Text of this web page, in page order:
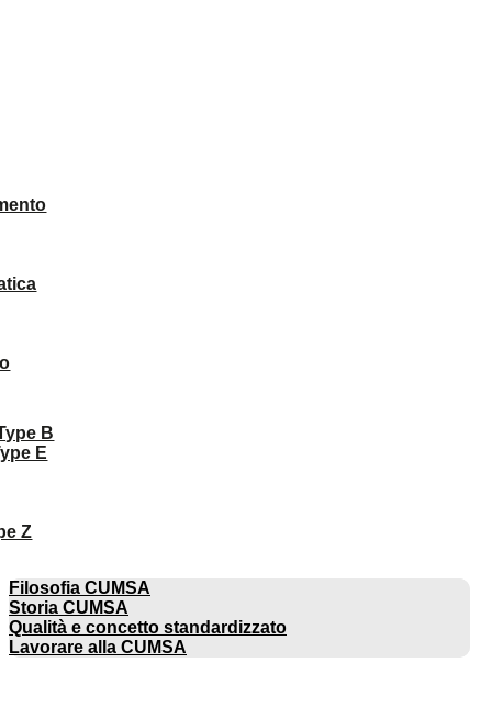
B
E
Z
Filosofia CUMSA
Storia CUMSA
Qualità e concetto standardizzato
Lavorare alla CUMSA